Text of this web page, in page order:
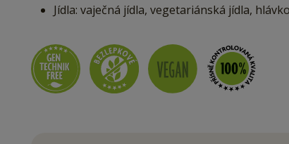
Jídla: vaječná jídla, vegetariánská jídla,